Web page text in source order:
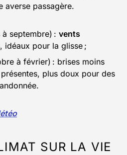
averse passagère.
septembre) : vents
idéaux pour la glisse ;
à février) : brises moins
plus doux pour des
SUR LA VIE